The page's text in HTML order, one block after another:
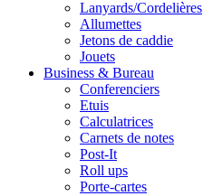
Lanyards/Cordelières
Allumettes
Jetons de caddie
Jouets
Business & Bureau
Conferenciers
Etuis
Calculatrices
Carnets de notes
Post-It
Roll ups
Porte-cartes